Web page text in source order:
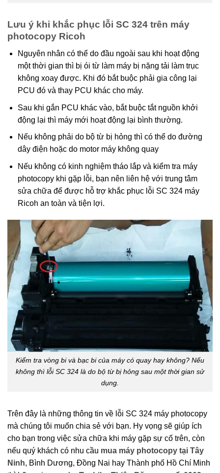
Lưu ý khi khắc phục lỗi SC 324 trên máy
photocopy Ricoh
Nguyên nhân có thể do đầu ngoài sau khi hoạt động
một thời gian thì bị ói từ làm máy bị nặng tải làm trục
không xoay được. Khi đó bắt buộc phải gia công lại
PCU đó và thay PCU khác cho máy.
Sau khi gắn PCU khác vào, bắt buộc tắt nguồn khởi
động lại thì máy mới hoạt động lại bình thường.
Nếu không phải do bộ từ bị hỏng thì có thể do đường
dây điện hoặc do motor máy không quay
Nếu không có kinh nghiệm tháo lắp và kiểm tra máy
photocopy khi gặp lỗi, bạn nên liên hệ với trung tâm
sửa chữa để được hỗ trợ khắc phục lỗi SC 324 máy
Ricoh an toàn và tiện lợi.
Kiểm tra vòng bi và bạc bi của máy có quay hay không? Nếu
không thì lỗi SC 324 là do bộ từ bị hỏng sau một thời gian sử
dụng.
Trên đây là những thông tin về lỗi SC 324 máy photocopy
mà chúng tôi muốn chia sẻ với bạn. Hy vọng sẽ giúp ích
cho bạn trong việc sửa chữa khi máy gặp sự cố trên, còn
nếu quý khách có nhu cầu mua máy photocopy tại Tây
Ninh, Bình Dương, Đồng Nai hay Thành phố Hồ Chí Minh